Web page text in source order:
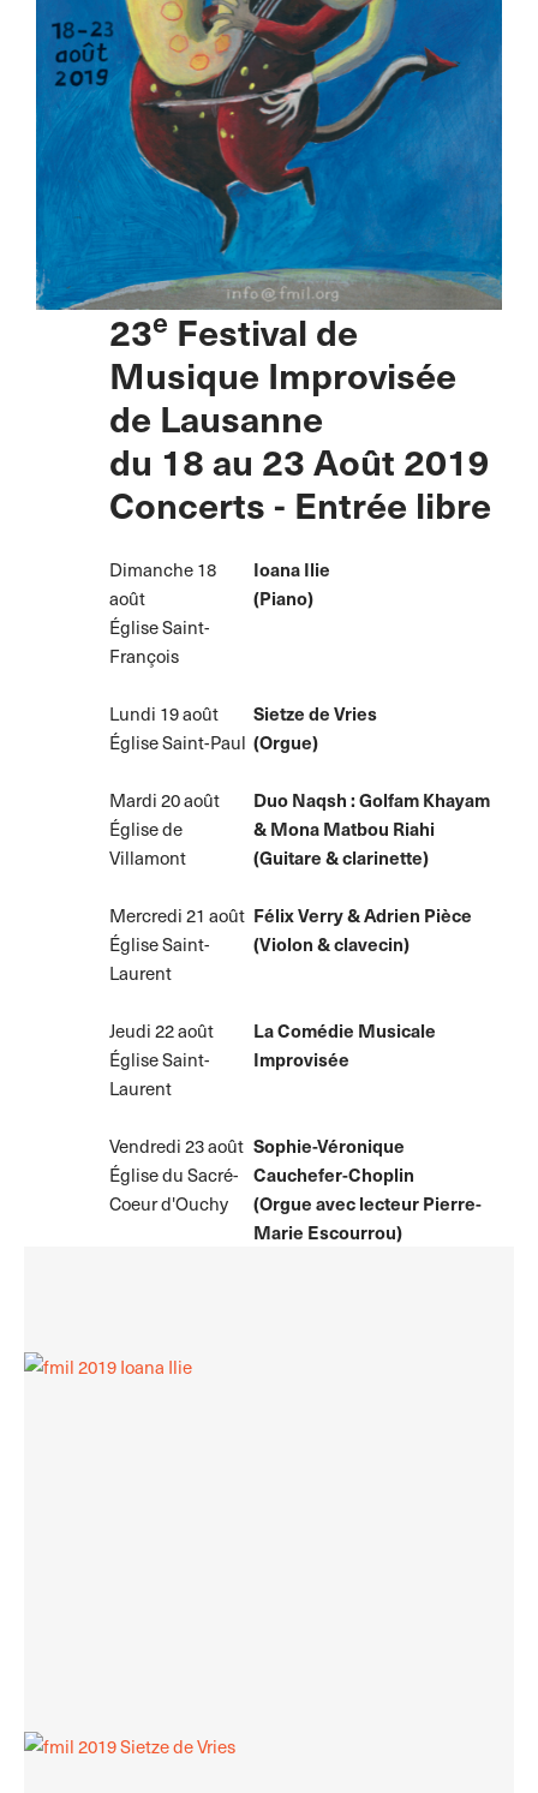
23e Festival de
Musique Improvisée
de Lausanne
du 18 au 23 Août 2019
Concerts - Entrée libre
Dimanche 18
août
Église Saint-
François
Ioana Ilie
(Piano)
Lundi 19 août
Église Saint-Paul
Sietze de Vries
(Orgue)
Mardi 20 août
Église de
Villamont
Duo Naqsh : Golfam Khayam
& Mona Matbou Riahi
(Guitare & clarinette)
Mercredi 21 août
Église Saint-
Laurent
Félix Verry & Adrien Pièce
(Violon & clavecin)
Jeudi 22 août
Église Saint-
Laurent
La Comédie Musicale
Improvisée
Vendredi 23 août
Église du Sacré-
Coeur d'Ouchy
Sophie-Véronique
Cauchefer-Choplin
(Orgue avec lecteur Pierre-
Marie Escourrou)